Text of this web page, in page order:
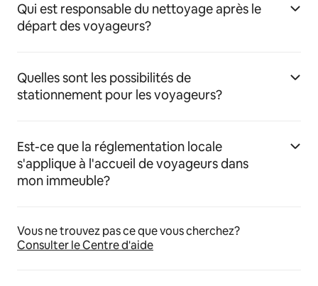
Qui est responsable du nettoyage après le
départ des voyageurs?
Quelles sont les possibilités de
stationnement pour les voyageurs?
Est-ce que la réglementation locale
s'applique à l'accueil de voyageurs dans
mon immeuble?
Vous ne trouvez pas ce que vous cherchez?
Consulter le Centre d'aide